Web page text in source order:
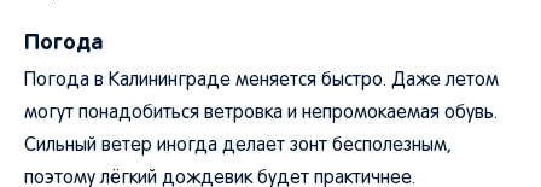
Погода
Погода в Калининграде меняется быстро. Даже летом
могут понадобиться ветровка и непромокаемая обувь.
Сильный ветер иногда делает зонт бесполезным,
поэтому лёгкий дождевик будет практичнее.